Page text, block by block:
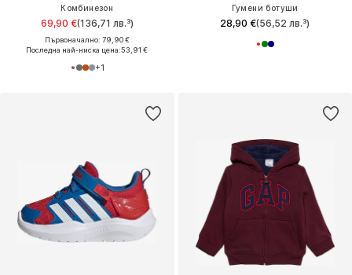
Комбинезон
69,90 €(136,71 лв.³)
Първоначално: 79,90 €
Последна най-ниска цена:53,91 €
+1
Гумени ботуши
28,90 €(56,52 лв.³)